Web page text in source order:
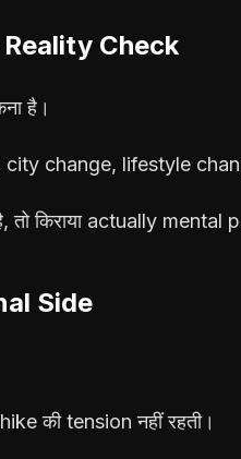
Check
है।
city change, lifestyle
किराया actually mental
Side
की tension नहीं रहती।